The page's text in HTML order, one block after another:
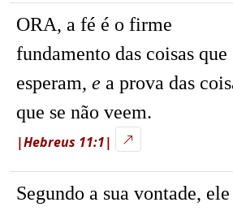
ORA, a fé é o firme
fundamento das coisas que
esperam, e a prova das
que se não veem.
|Hebreus 11:1|
Segundo a sua vontade, ele